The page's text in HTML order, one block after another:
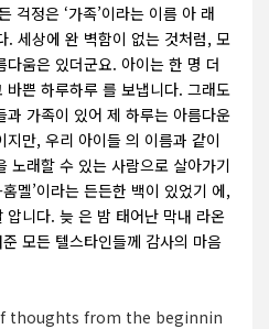
걱정은 ‘가족’이라는 이름 아 래
. 세상에 완 벽함이 없는 것처럼, 모
움은 있더군요. 아이는 한 명 더
쁜 하루하루 를 보냅니다. 그래도
과 가족이 있어 제 하루는 아름다운
만, 우리 아이들 의 이름과 같이
노래할 수 있는 사람으로 살아가기
멜’이라는 든든한 백이 있었기 에,
압니다. 늦 은 밤 태어난 막내 라온
모든 텔스타인들께 감사의 마음
thoughts from the beginnin